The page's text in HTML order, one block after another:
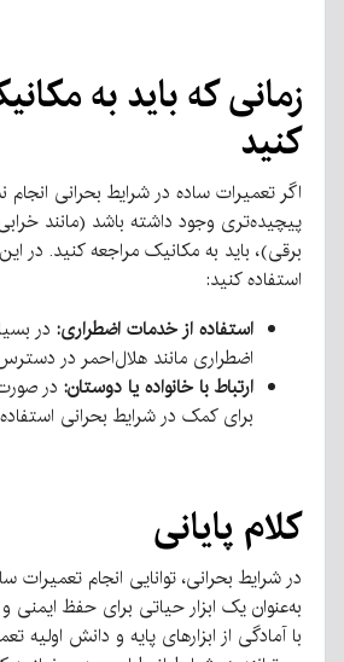
زمانی که باید به
کنید
اگر تعمیرات ساده در شرایط بحرانی انجام
پیچیده‌تری وجود داشته باشد (مانند
برقی)، باید به مکانیک مراجعه کنید. در
استفاده کنید:
استفاده از خدمات اضطراری: در
اضطراری مانند هلال‌احمر در
ارتباط با خانواده یا دوستان: در
برای کمک در شرایط بحرانی
کلام پایانی
در شرایط بحرانی، توانایی انجام تعمیرات
به‌عنوان یک ابزار حیاتی برای حفظ ایمنی
با آمادگی از ابزارهای پایه و دانش اولیه